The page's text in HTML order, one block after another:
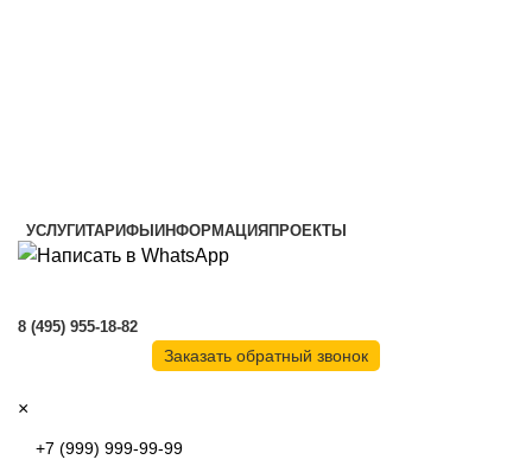
УСЛУГИТАРИФЫИНФОРМАЦИЯПРОЕКТЫ
8 (495) 955-18-82
Заказать обратный звонок
×